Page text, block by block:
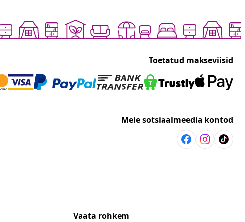
Toetatud makseviisid
Meie sotsiaalmeedia kontod
Vaata rohkem